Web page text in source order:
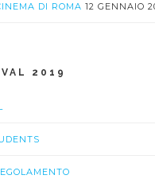
DI ROMA 12 GENNAIO
2019